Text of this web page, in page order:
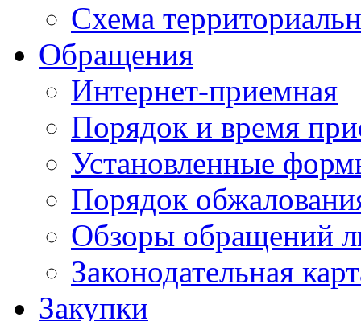
Схема
Обращения
Интернет-приемная
Порядок и время
Установленные
Порядок
Обзоры обращений
Законодательная
Закупки